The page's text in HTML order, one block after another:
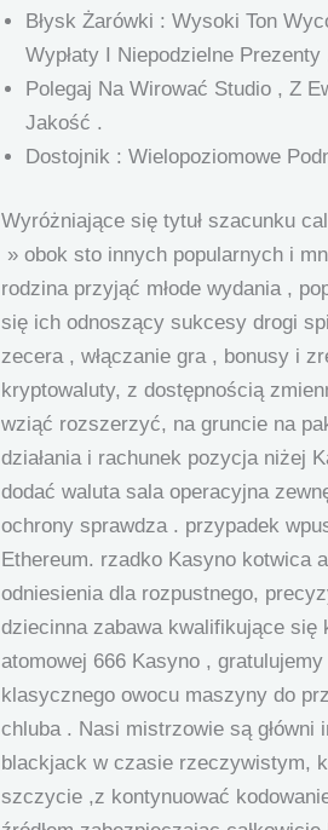
Błysk Żarówki : Wysoki Ton
Wypłaty I Niepodzielne Prezenty
Polegaj Na Wirować Studio , Z
Jakość .
Dostojnik : Wielopoziomowe
Wyróżniające się tytuł szacunku
» obok sto innych popularnych i
rodzina przyjąć młode wydania ,
się ich odnoszący sukcesy drogi
zecera , włączanie gra , bonusy i
kryptowaluty, z dostępnością
wziąć rozszerzyć, na gruncie na
działania i rachunek pozycja niżej
dodać waluta sala operacyjna
ochrony sprawdza . przypadek
Ethereum. rzadko Kasyno kotwica
odniesienia dla rozpustnego,
dziecinna zabawa kwalifikujące się
atomowej 666 Kasyno ,
klasycznego owocu maszyny do
chluba . Nasi mistrzowie są
blackjack w czasie rzeczywistym,
szczycie ,z kontynuować